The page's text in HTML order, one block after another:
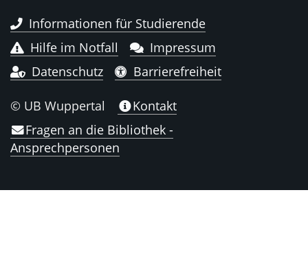
Informationen für Studierende
Hilfe im Notfall
Impressum
Datenschutz
Barrierefreiheit
© UB Wuppertal
Kontakt
Fragen an die Bibliothek -
Ansprechpersonen